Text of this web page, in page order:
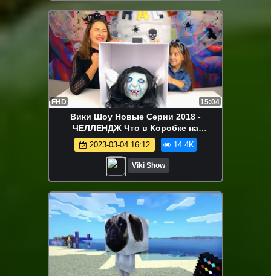
FHD 15:04
Вики Шоу Новые Серии 2018 -
ЧЕЛЛЕНДЖ Что в Коробке на
ХЕЛЛОУИН What’s in the Box Halloween
Challenge / Вики Шоу
2023-03-04 16:12 14.4K
Viki Show